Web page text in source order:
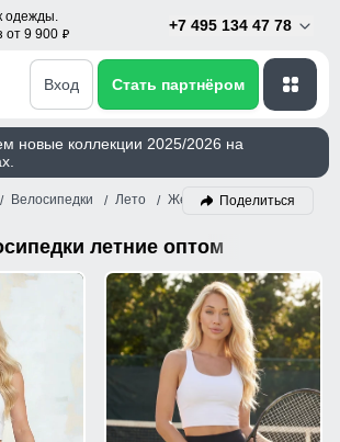
одежды.
от 9 900 p
+7 495 134 47 78
Вход Стать партнёром
новые коллекции 2025/2026 на
Велосипедки Лето ЖенскийПоделиться
летние оптом